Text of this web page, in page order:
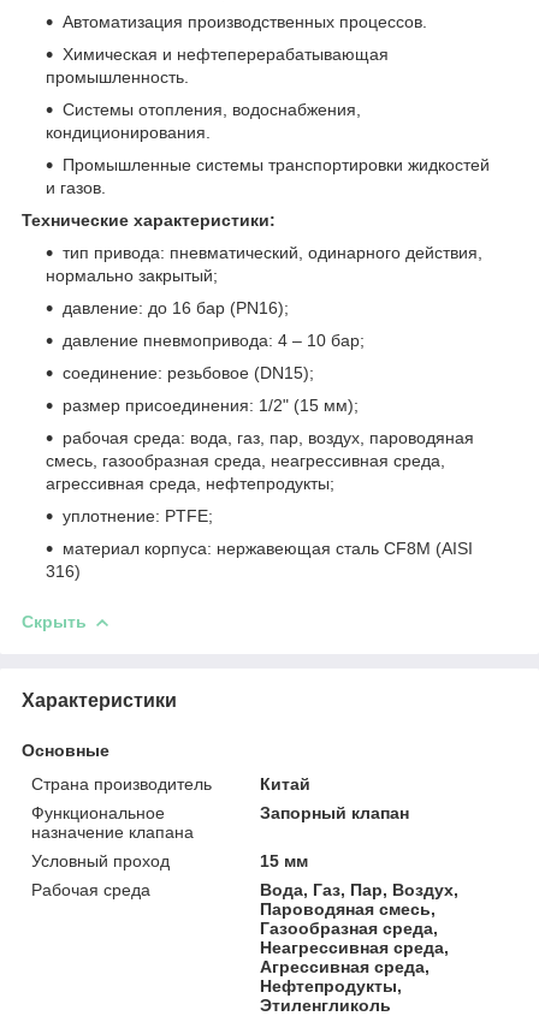
Автоматизация производственных процессов.
Химическая и нефтеперерабатывающая
промышленность.
Системы отопления, водоснабжения,
кондиционирования.
Промышленные системы транспортировки жидкостей
и газов.
Технические характеристики:
тип привода: пневматический, одинарного действия,
нормально закрытый;
давление: до 16 бар (PN16);
давление пневмопривода: 4 – 10 бар;
соединение: резьбовое (DN15);
размер присоединения: 1/2" (15 мм);
рабочая среда: вода, газ, пар, воздух, пароводяная
смесь, газообразная среда, неагрессивная среда,
агрессивная среда, нефтепродукты;
уплотнение: PTFE;
материал корпуса: нержавеющая сталь CF8M (AISI
316)
Скрыть
Характеристики
Основные
Страна производитель
Китай
Функциональное
назначение клапана
Запорный клапан
Условный проход
15 мм
Рабочая среда
Вода, Газ, Пар, Воздух,
Пароводяная смесь,
Газообразная среда,
Неагрессивная среда,
Агрессивная среда,
Нефтепродукты,
Этиленгликоль